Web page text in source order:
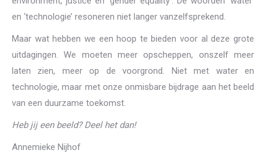
en ‘technologie’ resoneren niet langer vanzelfsprekend.
Maar wat hebben we een hoop te bieden voor al deze grote
uitdagingen. We moeten meer opscheppen, onszelf meer
laten zien, meer op de voorgrond. Niet met water en
technologie, maar met onze onmisbare bijdrage aan het beeld
van een duurzame toekomst.
Heb jij een beeld? Deel het dan!
Annemieke Nijhof